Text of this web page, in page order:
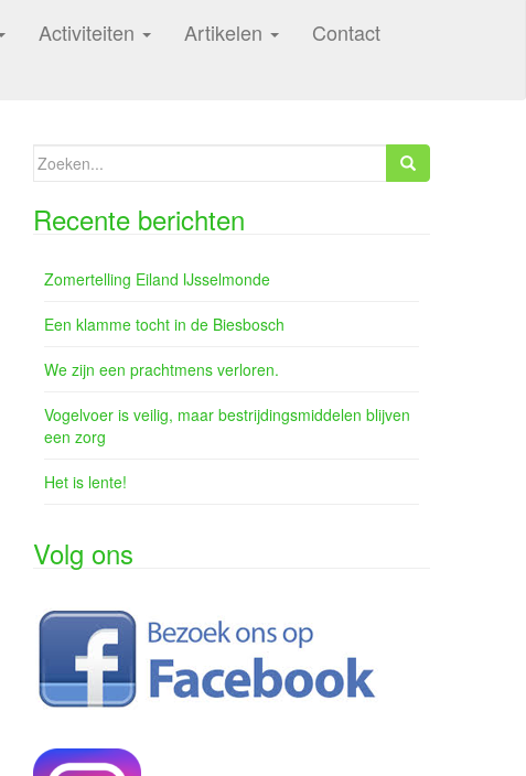
Activiteiten Artikelen Contact
Zoeken
naar:
Recente berichten
Zomertelling Eiland IJsselmonde
Een klamme tocht in de Biesbosch
We zijn een prachtmens verloren.
Vogelvoer is veilig, maar bestrijdingsmiddelen blijven
een zorg
Het is lente!
Volg ons